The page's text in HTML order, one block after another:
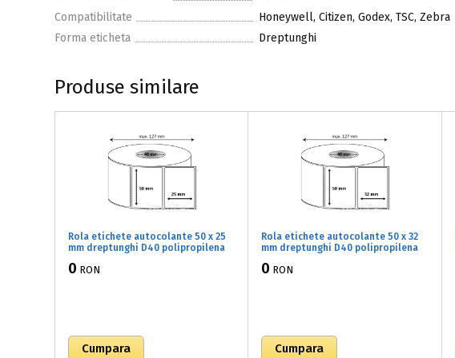
Compatibilitate
Honeywell, Citizen, Godex, TSC, Zebra
Forma eticheta
Dreptunghi
Produse similare
Rola etichete autocolante 50 x 25
mm dreptunghi D40 polipropilena
buc/rola (71x050025)
0 RON
Rola etichete autocolante 50 x 32
mm dreptunghi D40 polipropilena
buc/rola (71x050032)
0 RON